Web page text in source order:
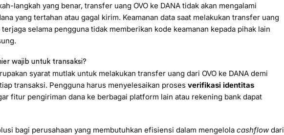
langkah yang benar, transfer uang OVO ke DANA tidak akan mengalami
yang tertahan atau gagal kirim. Keamanan data saat melakukan transfer uang
terjaga selama pengguna tidak memberikan kode keamanan kepada pihak lain
wajib untuk transaksi?
syarat mutlak untuk melakukan transfer uang dari OVO ke DANA demi
transaksi. Pengguna harus menyelesaikan proses verifikasi identitas
fitur pengiriman dana ke berbagai platform lain atau rekening bank dapat
bagi perusahaan yang membutuhkan efisiensi dalam mengelola cashflowdari